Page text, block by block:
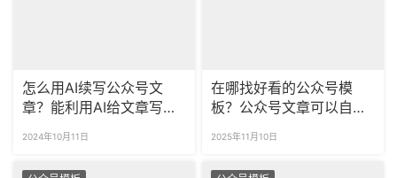
怎么用AI续写公众号文
章？能利用AI给文章写标
2024年10月11日
在哪找好看的公众号模
板？公众号文章可以自动
2025年11月10日